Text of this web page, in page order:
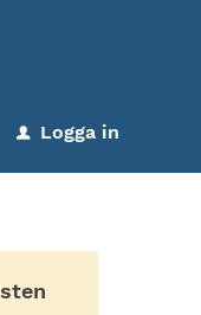
u Logga in